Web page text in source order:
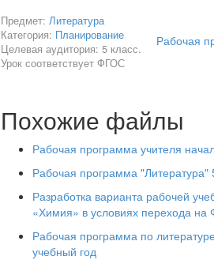
Рабочая программа по литературе
соответствии с
«Литература» под редакцией В.Я.
В программе для основной школы
Предмет:Литература
Категория: Планирование
Целевая аудитория: 5 класс.
Урок соответствует ФГОС
Рабочая
Похожие файлы
Рабочая программа учителя
Рабочая программа "Литература"
Разработка варианта рабочей
«Химия» в условиях перехода
Рабочая программа по
учебный год